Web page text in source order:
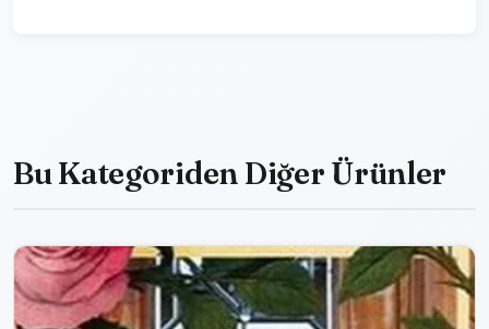
Bu Kategoriden Diğer Ürünler